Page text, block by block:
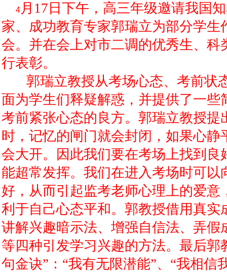
4 月17日下午，高三年级邀请我国
家、成功教育专家郭瑞立为部分学生
会。并在会上对市二调的优秀生、科
行表彰。
郭瑞立教授从考场心态、考前状
面为学生们释疑解惑，并提供了一些
考前紧张心态的良方。郭瑞立教授提
时，记忆的闸门就会封闭，如果心静
会大开。因此我们要在考场上找到良
能超常发挥。我们在进入考场时可以
好，从而引起监考老师心理上的爱意
利于自己心态平和。郭教授借用真实
讲解兴趣暗示法、增强自信法、弄假
等四种引发学习兴趣的方法。最后郭
句金诀”：“我有无限潜能”、“我相信